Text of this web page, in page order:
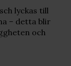
lyckas till
– detta blir
och